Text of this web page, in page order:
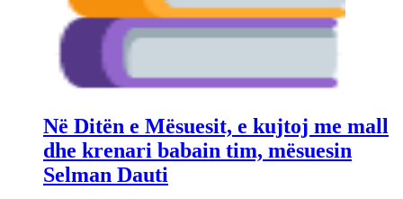
Në Ditën e Mësuesit, e kujtoj me mall
dhe krenari babain tim, mësuesin
Selman Dauti